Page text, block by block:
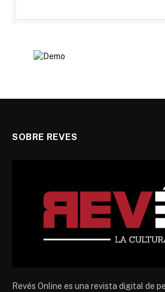
SOBRE REVES
Revés Online es una revista digital de